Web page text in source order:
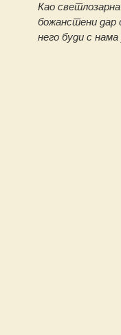
Као
божанстени дар
него буди с нама